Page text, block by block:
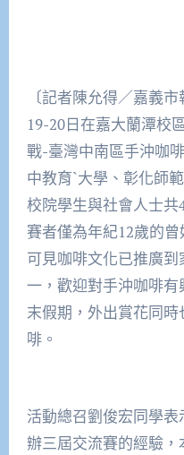
〔記者陳允得／嘉義
19-20日在嘉大蘭潭校
戰-臺灣中南區手沖咖
中教育`大學、彰化師
校院學生與社會人士
賽者僅為年紀12歲的
可見咖啡文化已推廣
一，歡迎對手沖咖啡
末假期，外出賞花同
啡。
活動總召劉俊宏同學
辦三屆交流賽的經驗